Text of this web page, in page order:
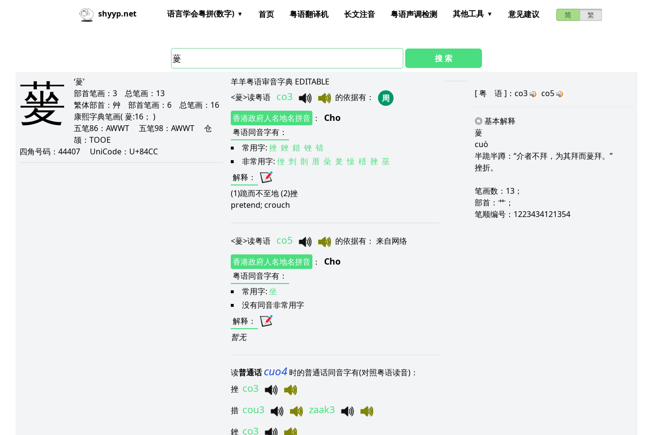
shyyp.net 简 繁
语言学会粤拼(数字) 首页 粤语翻译机 长文注音 粤语声调检测 其他工具 意见建议
搜 索
蓌
‘蓌’
部首笔画： 3 总笔画： 13
繁体部首： 艸 部首笔画： 6 总笔画： 16
康熙字典笔画( 蓌:16； )
五笔86： AWWT 五笔98： AWWT 仓
颉： TOOE
四角号码： 44407 UniCode： U+84CC
羊羊粤语审音字典 EDITABLE
<蓌>读粤语 co3 的依据有 ：
周
香港政府人名地名拼音 ： Cho
粤语同音字有 ：
常用字: 挫 銼 錯 锉 错
非常用字: 侳 剉 剒 厝 喿 夎 懆 棤 脞 莝
解释 ：
(1)跪而不至地 (2)挫
pretend; crouch
<蓌>读粤语 co5 的依据有 ： 来自网络
香港政府人名地名拼音 ： Cho
粤语同音字有 ：
常用字: 坐
没有同音非常用字
解释 ：
暂无
读普通话 cuo4 时的普通话同音字有(对照粤语读音)：
挫 co3
措 cou3 zaak3
銼 co3
[粤 语]：co3 co5
◎ 基本解释
蓌
cuò
半跪半蹲：“介者不拜，为其拜而蓌拜。”
挫折。
笔画数：13；
部首：艹；
笔顺编号：1223434121354